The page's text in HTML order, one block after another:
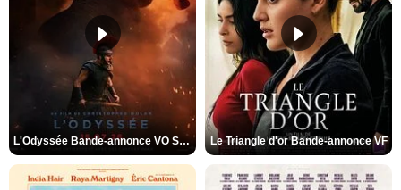
L'Odyssée Bande-annonce VO STFR Le Triangle d'or Bande-annonce VF